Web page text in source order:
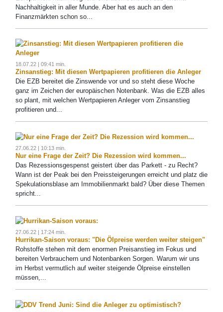
Nachhaltigkeit in aller Munde. Aber hat es auch an den
Finanzmärkten schon so...
18.07.22 | 09:41 min.
Zinsanstieg: Mit diesen Wertpapieren profitieren die Anleger
Die EZB bereitet die Zinswende vor und so steht diese Woche
ganz im Zeichen der europäischen Notenbank. Was die EZB alles
so plant, mit welchen Wertpapieren Anleger vom Zinsanstieg
profitieren und...
27.06.22 | 10:13 min.
Nur eine Frage der Zeit? Die Rezession wird kommen...
Das Rezessionsgespenst geistert über das Parkett - zu Recht?
Wann ist der Peak bei den Preissteigerungen erreicht und platz die
Spekulationsblase am Immobilienmarkt bald? Über diese Themen
spricht...
27.06.22 | 17:24 min.
Hurrikan-Saison voraus: "Die Ölpreise werden weiter steigen"
Rohstoffe stehen mit dem enormen Preisanstieg im Fokus und
bereiten Verbrauchern und Notenbanken Sorgen. Warum wir uns
im Herbst vermutlich auf weiter steigende Ölpreise einstellen
müssen,...